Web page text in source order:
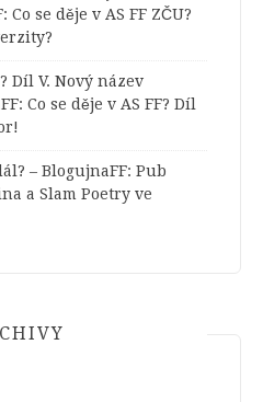
: Co se děje v AS FF ZČU?
Díl V. Nový název
: Co se děje v AS FF? Díl
– BlogujnaFF: Pub
a Slam Poetry ve